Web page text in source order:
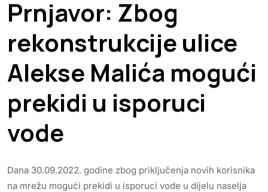
Prnjavor: Zbog
rekonstrukcije ulice
Alekse Malića mogući
prekidi u isporuci
vode
Dana 30.09.2022. godine zbog priključenja novih korisnika
na mrežu mogući prekidi u isporuci vode u dijelu naselja